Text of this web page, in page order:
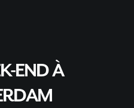
END À